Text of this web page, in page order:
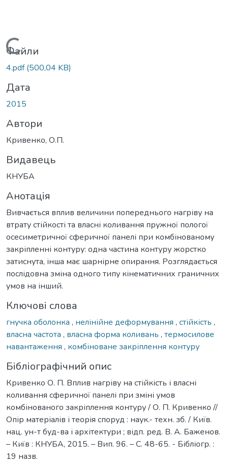
Вантажиться...
Файли
4.pdf(500,04 KB)
Дата
2015
Автори
Кривенко, О.П.
Видавець
КНУБА
Анотація
Вивчається вплив величини попереднього нагріву на
втрату стійкості та власні коливання пружної пологої
осесиметричної сферичної панелі при комбінованому
закріпленні контуру: одна частина контуру жорстко
затиснута, інша має шарнірне опирання. Розглядається
послідовна зміна одного типу кінематичних граничних
умов на інший.
Ключові слова
гнучка оболонка , нелінійне деформування , стійкість ,
власна частота , власна форма коливань , термосилове
навантаження , комбіноване закріплення контуру
Бібліографічний опис
Кривенко О. П. Вплив нагріву на стійкість і власні
коливання сферичної панелі при зміні умов
комбінованого закріплення контуру / О. П. Кривенко //
Опір матеріалів і теорія споруд : наук.- техн. зб. / Київ.
нац. ун-т буд-ва і архітектури ; відп. ред. В. А. Баженов.
– Київ : КНУБА, 2015. – Вип. 96. – С. 48-65. - Бібліогр. :
19 назв.